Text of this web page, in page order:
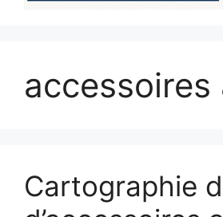
accessoires
Cartographie